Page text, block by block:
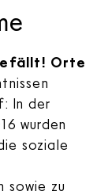
Orte
In der
wurden
soziale
sowie zu